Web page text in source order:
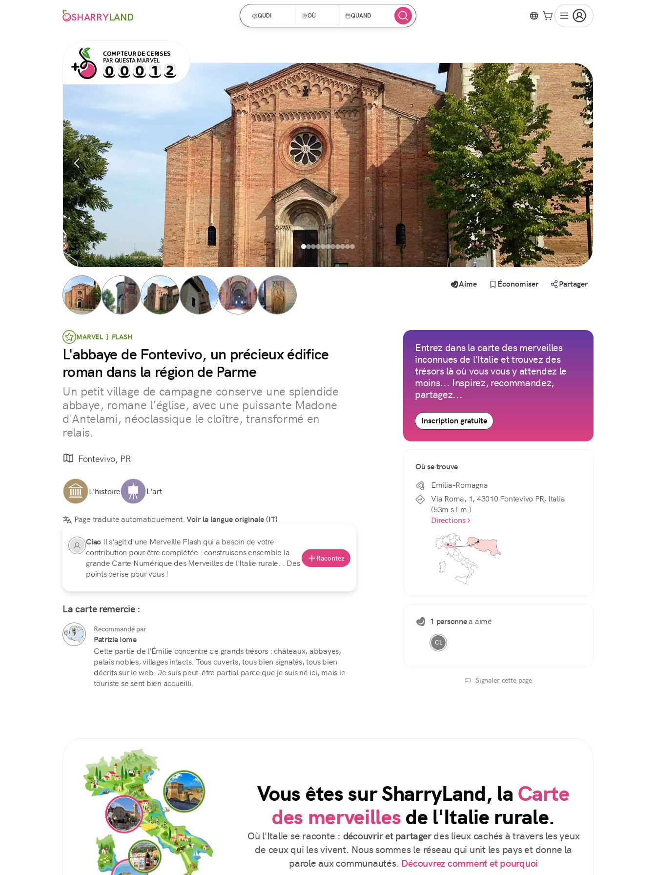
SHARRYLAND QUOI OÙ QUAND
COMPTEUR DE CERISES
PAR QUESTA MARVEL
MARVEL } FLASH
L'abbaye de Fontevivo, un précieux édifice
roman dans la région de Parme
Un petit village de campagne conserve une splendide
abbaye, romane l'église, avec une puissante Madone
d'Antelami, néoclassique le cloître, transformé en
relais.
Fontevivo, PR
L'histoire L'art
Page traduite automatiquement.Voir la langue originale (IT)
Ciao Il s'agit d'une Merveille Flash qui a besoin de votre
contribution pour être complétée : construisons ensemble la
grande Carte Numérique des Merveilles de l'Italie rurale. . Des
points cerise pour vous !
Racontez
La carte remercie :
Recommandé par
Patrizia Iome
Cette partie de l'Émilie concentre de grands trésors : châteaux, abbayes,
palais nobles, villages intacts. Tous ouverts, tous bien signalés, tous bien
décrits sur le web. Je suis peut-être partial parce que je suis né ici, mais le
touriste se sent bien accueilli.
Aime Économiser Partager
Entrez dans la carte des merveilles
inconnues de l'Italie et trouvez des
trésors là où vous vous y attendez le
moins... Inspirez, recommandez,
partagez...
Inscription gratuite
Où se trouve
Emilia-Romagna
Via Roma, 1, 43010 Fontevivo PR, Italia
(53m s.l.m.)
Directions
1 personnea aimé
CL
Signaler cette page
Vous êtes sur SharryLand, la Carte
des merveilles de l'Italie rurale.
Où l'Italie se raconte : découvrir et partagerdes lieux cachés à travers les yeux
de ceux qui les vivent. Nous sommes le réseau qui unit les pays et donne la
parole aux communautés. Découvrez comment et pourquoi